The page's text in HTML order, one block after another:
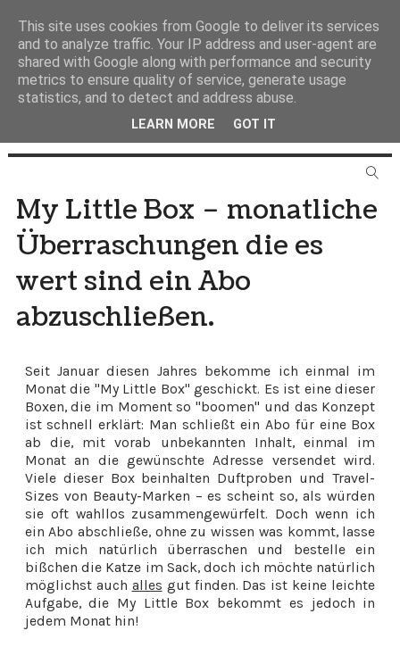
My Little Box – monatliche
Überraschungen die es
wert sind ein Abo
abzuschließen.
Seit Januar diesen Jahres bekomme ich einmal im
Monat die "My Little Box" geschickt. Es ist eine dieser
Boxen, die im Moment so "boomen" und das Konzept
ist schnell erklärt: Man schließt ein Abo für eine Box
ab die, mit vorab unbekannten Inhalt, einmal im
Monat an die gewünschte Adresse versendet wird.
Viele dieser Box beinhalten Duftproben und Travel-
Sizes von Beauty-Marken – es scheint so, als würden
sie oft wahllos zusammengewürfelt. Doch wenn ich
ein Abo abschließe, ohne zu wissen was kommt, lasse
ich mich natürlich überraschen und bestelle ein
bißchen die Katze im Sack, doch ich möchte natürlich
möglichst auch alles gut finden. Das ist keine leichte
Aufgabe, die My Little Box bekommt es jedoch in
jedem Monat hin!
This site uses cookies from Google to deliver its services
and to analyze traffic. Your IP address and user-agent are
shared with Google along with performance and security
metrics to ensure quality of service, generate usage
statistics, and to detect and address abuse.
LEARN MORE GOT IT